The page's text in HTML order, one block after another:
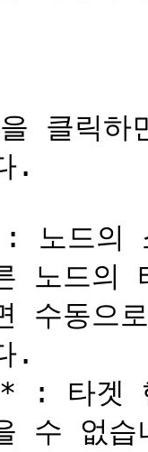
클릭
.
드의
노드의
수동으
.
: 타겟
수 없